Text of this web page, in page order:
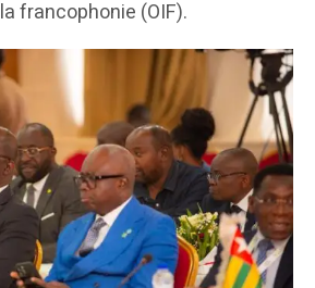
francophonie (OIF).